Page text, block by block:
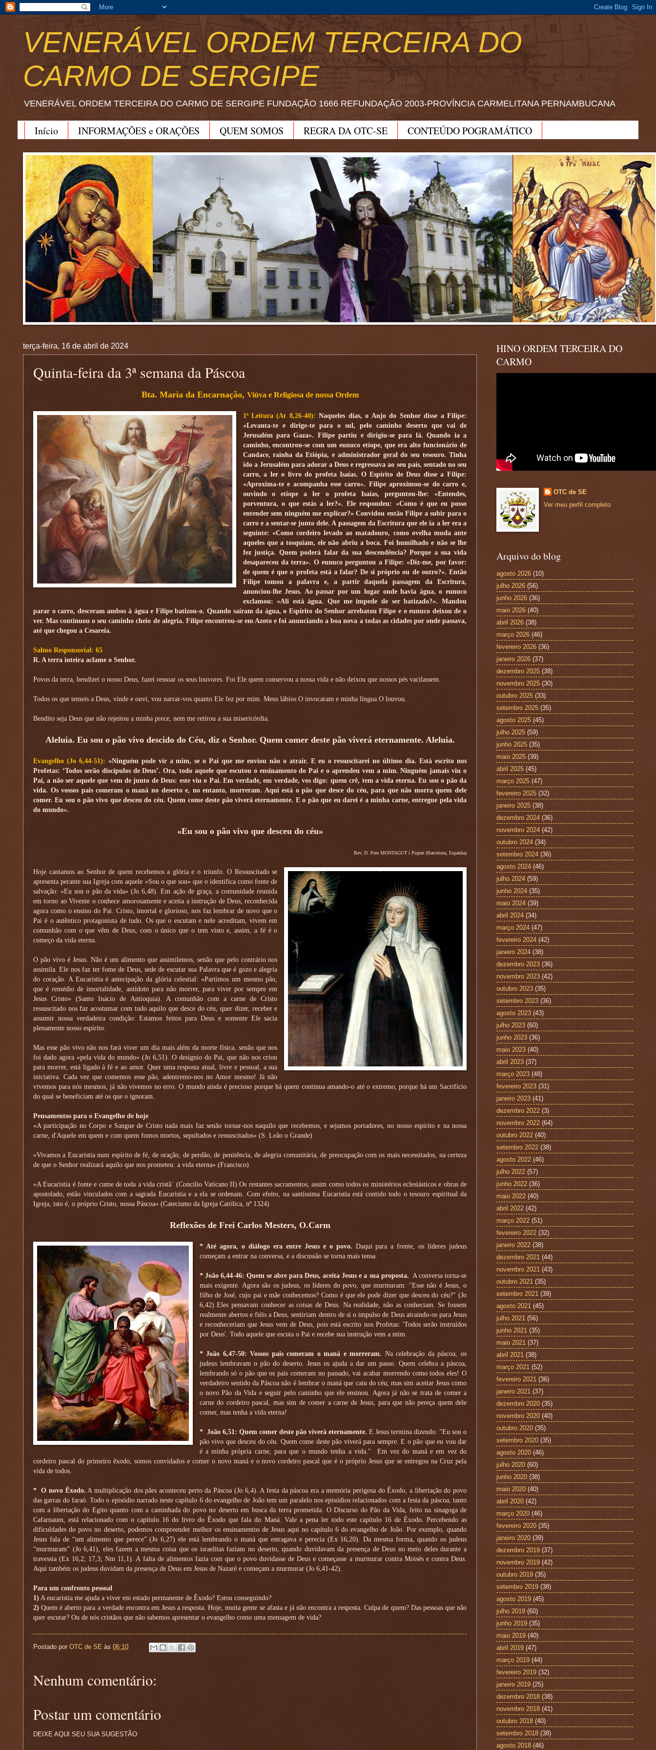
VENERÁVEL ORDEM TERCEIRA DO
CARMO DE SERGIPE
VENERÁVEL ORDEM TERCEIRA DO CARMO DE SERGIPE FUNDAÇÃO 1666 REFUNDAÇÃO 2003-PROVÍNCIA CARMELITANA PERNAMBUCANA
Início INFORMAÇÕES e ORAÇÕES QUEM SOMOS REGRA DA OTC-SE
CONTEÚDO POGRAMÁTICO
terça-feira, 16 de abril de 2024
Quinta-feira da 3ª semana da Páscoa
Bta. Maria da Encarnação, Viúva e Religiosa de nossa Ordem
1ª Leitura (At 8,26-40):Naqueles dias, o Anjo do Senhor disse a Filipe:
«Levanta-te e dirige-te para o sul, pelo caminho deserto que vai de
Jerusalém para Gaza». Filipe partiu e dirigiu-se para lá. Quando ia a
caminho, encontrou-se com um eunuco etíope, que era alto funcionário de
Candace, rainha da Etiópia, e administrador geral do seu tesouro. Tinha
ido a Jerusalém para adorar a Deus e regressava ao seu país, sentado no seu
carro, a ler o livro do profeta Isaías. O Espírito de Deus disse a Filipe:
«Aproxima-te e acompanha esse carro». Filipe aproximou-se do carro e,
ouvindo o etíope a ler o profeta Isaías, perguntou-lhe: «Entendes,
porventura, o que estás a ler?». Ele respondeu: «Como é que eu posso
entender sem ninguém me explicar?» Convidou então Filipe a subir para o
carro e a sentar-se junto dele. A passagem da Escritura que ele ia a ler era a
seguinte: «Como cordeiro levado ao matadouro, como ovelha muda ante
aqueles que a tosquiam, ele não abriu a boca. Foi humilhado e não se lhe
fez justiça. Quem poderá falar da sua descendência? Porque a sua vida
desapareceu da terra». O eunuco perguntou a Filipe: «Diz-me, por favor:
de quem é que o profeta está a falar? De si próprio ou de outro?». Então
Filipe tomou a palavra e, a partir daquela passagem da Escritura,
anunciou-lhe Jesus. Ao passar por um lugar onde havia água, o eunuco
exclamou: «Ali está água. Que me impede de ser batizado?». Mandou
parar o carro, desceram ambos à água e Filipe batizou-o. Quando saíram da água, o Espírito do Senhor arrebatou Filipe e o eunuco deixou de o
ver. Mas continuou o seu caminho cheio de alegria. Filipe encontrou-se em Azoto e foi anunciando a boa nova a todas as cidades por onde passava,
até que chegou a Cesareia.
Salmo Responsorial: 65
R. A terra inteira aclame o Senhor.
Povos da terra, bendizei o nosso Deus, fazei ressoar os seus louvores. Foi Ele quem conservou a nossa vida e não deixou que nossos pés vacilassem.
Todos os que temeis a Deus, vinde e ouvi, vou narrar-vos quanto Ele fez por mim. Meus lábios O invocaram e minha língua O louvou.
Bendito seja Deus que não rejeitou a minha prece, nem me retirou a sua misericórdia.
Aleluia. Eu sou o pão vivo descido do Céu, diz o Senhor. Quem comer deste pão viverá eternamente. Aleluia.
Evangelho (Jo 6,44-51): «Ninguém pode vir a mim, se o Pai que me enviou não o atrair. E eu o ressuscitarei no último dia. Está escrito nos
Profetas: ‘Todos serão discípulos de Deus’. Ora, todo aquele que escutou o ensinamento do Pai e o aprendeu vem a mim. Ninguém jamais viu o
Pai, a não ser aquele que vem de junto de Deus: este viu o Pai. Em verdade, em verdade, vos digo: quem crê, tem a vida eterna. Eu sou o pão da
vida. Os vossos pais comeram o maná no deserto e, no entanto, morreram. Aqui está o pão que desce do céu, para que não morra quem dele
comer. Eu sou o pão vivo que desceu do céu. Quem come deste pão viverá eternamente. E o pão que eu darei é a minha carne, entregue pela vida
do mundo».
«Eu sou o pão vivo que desceu do céu»
Rev. D. Pere MONTAGUT i Piquet (Barcelona, Espanha)
Hoje cantamos ao Senhor de quem recebemos a glória e o triunfo. O Ressuscitado se
apresenta perante sua Igreja com aquele «Sou o que sou» que o identifica como fonte de
salvação: «Eu sou o pão da vida» (Jo 6,48). Em ação de graça, a comunidade reunida
em torno ao Vivente o conhece amorosamente e aceita a instrução de Deus, reconhecida
agora como o ensino do Pai. Cristo, imortal e glorioso, nos faz lembrar de novo que o
Pai é o autêntico protagonista de tudo. Os que o escutam e nele acreditam, vivem em
comunhão com o que vêm de Deus, com o único que o tem visto e, assim, a fé é o
começo da vida eterna.
O pão vivo é Jesus. Não é um alimento que assimilemos, senão que pelo contrário nos
assimila. Ele nos faz ter fome de Deus, sede de escutar sua Palavra que é gozo e alegria
do coração. A Eucaristia é antecipação da glória celestial: «Partimos um mesmo pão,
que é remédio de imortalidade, antídoto para não morrer, para viver por sempre em
Jesus Cristo» (Santo Inácio de Antioquia). A comunhão com a carne de Cristo
ressuscitado nos faz acostumar com tudo aquilo que desce do céu, quer dizer, receber e
assumir nossa verdadeira condição: Estamos feitos para Deus e somente Ele sacia
plenamente nosso espírito.
Mas esse pão vivo não nos fará viver um dia mais além da morte física, senão que nos
foi dado agora «pela vida do mundo» (Jo 6,51). O desígnio do Pai, que não nos criou
para morrer, está ligado à fé e ao amor. Quer uma resposta atual, livre e pessoal, a sua
iniciativa. Cada vez que comemos esse pão, adentremo-nos no Amor mesmo! Já não
vivemos para nós mesmos, já não vivemos no erro. O mundo ainda é precioso porque há quem continua amando-o até o extremo, porque há um Sacrifício
do qual se beneficiam até os que o ignoram.
Pensamentos para o Evangelho de hoje
«A participação no Corpo e Sangue de Cristo nada mais faz senão tornar-nos naquilo que recebemos, e sejamos portadores, no nosso espírito e na nossa
carne, d'Aquele em quem e com quem fomos mortos, sepultados e ressuscitados» (S. Leão o Grande)
«Vivamos a Eucaristia num espírito de fé, de oração, de perdão, de penitência, de alegria comunitária, de preocupação com os mais necessitados, na certeza
de que o Senhor realizará aquilo que nos prometeu: a vida eterna» (Francisco)
«A Eucaristia é fonte e cume de toda a vida cristã´ (Concilio Vaticano II).Os restantes sacramentos, assim como todos os ministérios eclesiásticos e obras de
apostolado, estão vinculados com a sagrada Eucaristia e a ela se ordenam. Com efeito, na santíssima Eucaristia está contido todo o tesouro espiritual da
Igreja, isto é, o próprio Cristo, nossa Páscoa» (Catecismo da Igreja Católica, nº 1324)
Reflexões de Frei Carlos Mesters, O.Carm
* Até agora, o diálogo era entre Jesus e o povo. Daqui para a frente, os líderes judeus
começam a entrar na conversa, e a discussão se torna mais tensa.
* João 6,44-46: Quem se abre para Deus, aceita Jesus e a sua proposta. A conversa torna-se
mais exigente. Agora são os judeus, os líderes do povo, que murmuram: "Esse não é Jesus, o
filho de José, cujo pai e mãe conhecemos? Como é que ele pode dizer que desceu do céu?" (Jo
6,42) Eles pensavam conhecer as coisas de Deus. Na realidade, não as conheciam. Se fossem
realmente abertos e fiéis a Deus, sentiriam dentro de si o impulso de Deus atraindo-os para Jesus
e reconheceriam que Jesus vem de Deus, pois está escrito nos Profetas: 'Todos serão instruídos
por Deus'. Todo aquele que escuta o Pai e recebe sua instrução vem a mim.
* João 6,47-50: Vossos pais comeram o maná e morreram. Na celebração da páscoa, os
judeus lembravam o pão do deserto. Jesus os ajuda a dar um passo. Quem celebra a páscoa,
lembrando só o pão que os pais comeram no passado, vai acabar morrendo como todos eles! O
verdadeiro sentido da Páscoa não é lembrar o maná que caiu do céu, mas sim aceitar Jesus como
o novo Pão da Vida e seguir pelo caminho que ele ensinou. Agora já não se trata de comer a
carne do cordeiro pascal, mas sim de comer a carne de Jesus, para que não pereça quem dele
comer, mas tenha a vida eterna!
* João 6,51: Quem comer deste pão viverá eternamente. E Jesus termina dizendo: "Eu sou o
pão vivo que desceu do céu. Quem come deste pão viverá para sempre. E o pão que eu vou dar
é a minha própria carne, para que o mundo tenha a vida."
Em vez do maná e em vez do
cordeiro pascal do primeiro êxodo, somos convidados e comer o novo maná e o novo cordeiro pascal que é o próprio Jesus que se entregou na Cruz pela
vida de todos.
* O novo Êxodo. A multiplicação dos pães aconteceu perto da Páscoa (Jo 6,4). A festa da páscoa era a memória perigosa do Êxodo, a libertação do povo
das garras do faraó. Todo o episódio narrado neste capítulo 6 do evangelho de João tem um paralelo nos episódios relacionados com a festa da páscoa, tanto
com a libertação do Egito quanto com a caminhada do povo no deserto em busca da terra prometida. O Discurso do Pão da Vida, feito na sinagoga de
Cafarnaum, está relacionado com o capítulo 16 do livro do Êxodo que fala do Maná. Vale a pena ler todo este capítulo 16 de Êxodo. Percebendo as
dificuldades do povo no deserto, podemos compreender melhor os ensinamentos de Jesus aqui no capítulo 6 do evangelho de João. Por exemplo, quando
Jesus fala de “um alimento que perece” (Jo 6,27) ele está lembrando o maná que estragava e perecia (Ex 16,20). Da mesma forma, quando os judeus
“murmuram” (Jo 6,41), eles fazem a mesma coisa que os israelitas faziam no deserto, quando duvidavam da presença de Deus no meio deles durante a
travessia (Ex 16,2; 17,3; Nm 11,1). A falta de alimentos fazia com que o povo duvidasse de Deus e começasse a murmurar contra Moisés e contra Deus.
Aqui também os judeus duvidam da presença de Deus em Jesus de Nazaré e começam a murmurar (Jo 6,41-42).
Para um confronto pessoal
1) A eucaristia me ajuda a viver em estado permanente de Êxodo? Estou conseguindo?
2) Quem é aberto para a verdade encontra em Jesus a resposta. Hoje, muita gente se afasta e já não encontra a resposta. Culpa de quem? Das pessoas que não
quer escutar? Ou de nós cristãos que não sabemos apresentar o evangelho como uma mensagem de vida?
Postado por OTC de SE às 06:10
Nenhum comentário:
Postar um comentário
DEIXE AQUI SEU SUA SUGESTÃO
HINO ORDEM TERCEIRA DO
CARMO
OTC de SE
Ver meu perfil completo
Arquivo do blog
agosto 2026 (10)
julho 2026 (56)
junho 2026 (36)
maio 2026 (40)
abril 2026 (38)
março 2026 (46)
fevereiro 2026 (36)
janeiro 2026 (37)
dezembro 2025 (38)
novembro 2025 (30)
outubro 2025 (33)
setembro 2025 (35)
agosto 2025 (45)
julho 2025 (59)
junho 2025 (35)
maio 2025 (39)
abril 2025 (45)
março 2025 (47)
fevereiro 2025 (32)
janeiro 2025 (38)
dezembro 2024 (36)
novembro 2024 (42)
outubro 2024 (34)
setembro 2024 (36)
agosto 2024 (46)
julho 2024 (59)
junho 2024 (35)
maio 2024 (39)
abril 2024 (34)
março 2024 (47)
fevereiro 2024 (42)
janeiro 2024 (38)
dezembro 2023 (36)
novembro 2023 (42)
outubro 2023 (35)
setembro 2023 (36)
agosto 2023 (43)
julho 2023 (60)
junho 2023 (36)
maio 2023 (40)
abril 2023 (37)
março 2023 (48)
fevereiro 2023 (31)
janeiro 2023 (41)
dezembro 2022 (3)
novembro 2022 (64)
outubro 2022 (40)
setembro 2022 (38)
agosto 2022 (46)
julho 2022 (57)
junho 2022 (36)
maio 2022 (40)
abril 2022 (42)
março 2022 (51)
fevereiro 2022 (32)
janeiro 2022 (38)
dezembro 2021 (44)
novembro 2021 (43)
outubro 2021 (35)
setembro 2021 (39)
agosto 2021 (45)
julho 2021 (56)
junho 2021 (35)
maio 2021 (37)
abril 2021 (38)
março 2021 (52)
fevereiro 2021 (36)
janeiro 2021 (37)
dezembro 2020 (35)
novembro 2020 (40)
outubro 2020 (35)
setembro 2020 (35)
agosto 2020 (46)
julho 2020 (60)
junho 2020 (38)
maio 2020 (40)
abril 2020 (42)
março 2020 (46)
fevereiro 2020 (35)
janeiro 2020 (39)
dezembro 2019 (37)
novembro 2019 (42)
outubro 2019 (35)
setembro 2019 (38)
agosto 2019 (45)
julho 2019 (60)
junho 2019 (35)
maio 2019 (40)
abril 2019 (47)
março 2019 (44)
fevereiro 2019 (32)
janeiro 2019 (25)
dezembro 2018 (38)
novembro 2018 (41)
outubro 2018 (40)
setembro 2018 (38)
agosto 2018 (46)